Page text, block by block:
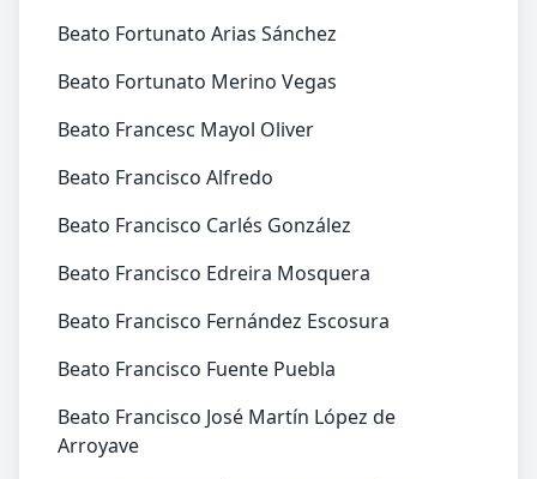
Beato Fortunato Arias Sánchez
Beato Fortunato Merino Vegas
Beato Francesc Mayol Oliver
Beato Francisco Alfredo
Beato Francisco Carlés González
Beato Francisco Edreira Mosquera
Beato Francisco Fernández Escosura
Beato Francisco Fuente Puebla
Beato Francisco José Martín López de
Arroyave